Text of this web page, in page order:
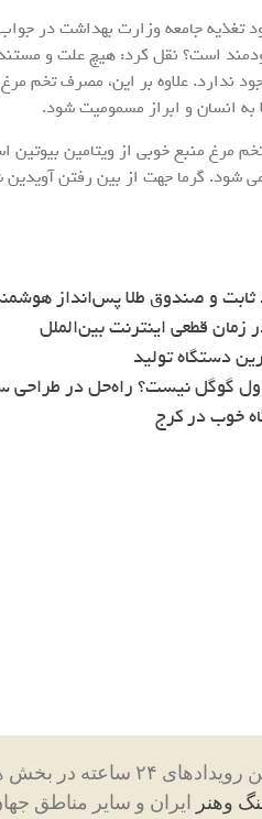
تغذیه جامعه وزارت بهداشت در
است؟ نقل کرد: هیچ علت و
ندارد. علاوه بر این، مصرف تخم
به انسان و ابراز مسمومیت شود.
مرغ منبع خوبی از ویتامین
شود. گرما جهت از بین رفتن
و صندوق طلا پس‌انداز
قطعی اینترنت بین‌الملل
دستگاه تولید
گوگل نیست؟ راه‌حل در
خوب در کرج
حوادث ، اجتماعی ، سیاسی ،
وهنر ایران و سایر مناطق